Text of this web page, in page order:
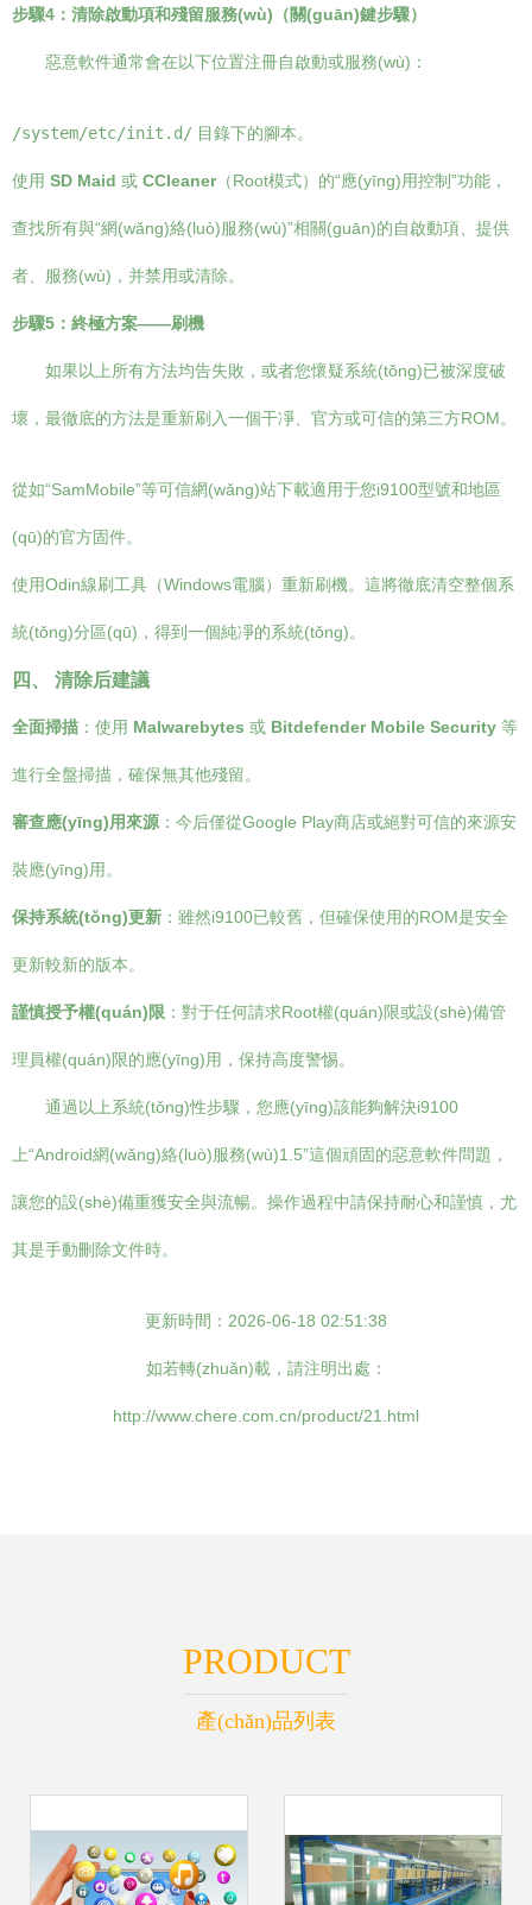
步驟4：清除啟動項和殘留服務(wù)（關(guān)鍵步驟）
惡意軟件通常會在以下位置注冊自啟動或服務(wù)：
/system/etc/init.d/ 目錄下的腳本。
使用 SD Maid 或 CCleaner（Root模式）的“應(yīng)用控制”功能，
查找所有與“網(wǎng)絡(luò)服務(wù)”相關(guān)的自啟動項、提供
者、服務(wù)，并禁用或清除。
步驟5：終極方案——刷機
如果以上所有方法均告失敗，或者您懷疑系統(tǒng)已被深度破
壞，最徹底的方法是重新刷入一個干凈、官方或可信的第三方ROM。
從如“SamMobile”等可信網(wǎng)站下載適用于您i9100型號和地區
(qū)的官方固件。
使用Odin線刷工具（Windows電腦）重新刷機。這將徹底清空整個系
統(tǒng)分區(qū)，得到一個純凈的系統(tǒng)。
四、 清除后建議
全面掃描 ：使用 Malwarebytes 或 Bitdefender Mobile Security 等
進行全盤掃描，確保無其他殘留。
審查應(yīng)用來源 ：今后僅從Google Play商店或絕對可信的來源安
裝應(yīng)用。
保持系統(tǒng)更新 ：雖然i9100已較舊，但確保使用的ROM是安全
更新較新的版本。
謹慎授予權(quán)限 ：對于任何請求Root權(quán)限或設(shè)備管
理員權(quán)限的應(yīng)用，保持高度警惕。
通過以上系統(tǒng)性步驟，您應(yīng)該能夠解決i9100
上“Android網(wǎng)絡(luò)服務(wù)1.5”這個頑固的惡意軟件問題，
讓您的設(shè)備重獲安全與流暢。操作過程中請保持耐心和謹慎，尤
其是手動刪除文件時。
更新時間：2026-06-18 02:51:38
如若轉(zhuǎn)載，請注明出處：
http://www.chere.com.cn/product/21.html
PRODUCT
產(chǎn)品列表